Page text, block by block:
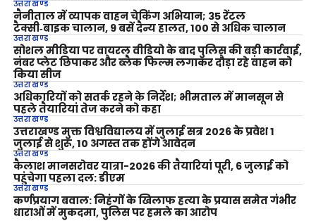
उत्तराखण्ड
नैनीताल में व्यापक वाहन चेकिंग अभियान; 35 रेंटल
टैक्सी‑बाइक चालान, 9 बसें दैन्य हालत, 100 से अधिक चालान
उत्तराखण्ड
सोशल मीडिया पर वायरल वीडियो के बाद पुलिस की बड़ी कार्रवाई,
नंबर प्लेट छिपाकर और ब्लैक फिल्म लगाकर दौड़ा रहे वाहन को
किया सीज
उत्तराखण्ड
अधिकारियों को सतर्क रहने के निर्देश; भीमताल में मानसून से
पहले तैयारियां तेज करने को कहा
उत्तराखण्ड
उत्तराखण्ड मुक्त विश्वविद्यालय में जुलाई सत्र 2026 के प्रवेश 1
जुलाई से शुरू, 10 अगस्त तक होंगे आवेदन
उत्तराखण्ड
कैलाश मानसरोवर यात्रा-2026 की तैयारियां पूरी, 6 जुलाई को
पहुंचेगा पहला दल: डीएम
उत्तराखण्ड
कर्णप्रयाग बवाल: निहंगों के खिलाफ हत्या के प्रयास समेत गंभीर
धाराओं में मुकदमा, पुलिस पर हमले का आरोप